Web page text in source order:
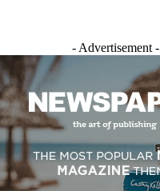
- Advertisement -